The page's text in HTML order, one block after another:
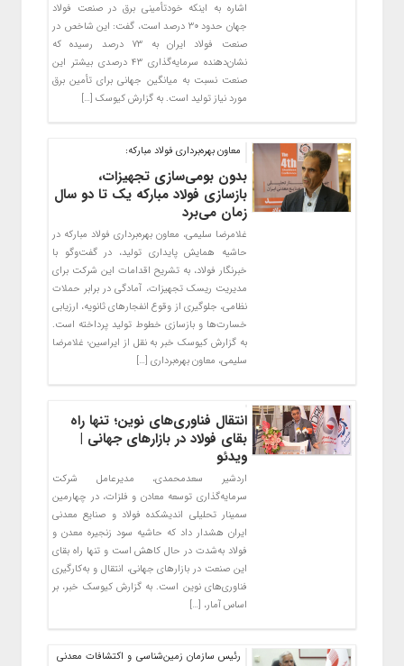
اشاره به اینکه خودتأمینی برق در صنعت فولاد
جهان حدود ۳۰ درصد است، گفت: این شاخص در
صنعت فولاد ایران به ۷۳ درصد رسیده که
نشان‌دهنده سرمایه‌گذاری ۴۳ درصدی بیشتر این
صنعت نسبت به میانگین جهانی برای تأمین برق
مورد نیاز تولید است. به گزارش کیوسک […]
معاون بهره‌برداری فولاد مبارکه:
بدون بومی‌سازی تجهیزات،
بازسازی فولاد مبارکه یک تا دو سال
زمان می‌برد
غلامرضا سلیمی، معاون بهره‌برداری فولاد مبارکه در
حاشیه همایش پایداری تولید، در گفت‌وگو با
خبرنگار فولاد، به تشریح اقدامات این شرکت برای
مدیریت ریسک تجهیزات، آمادگی در برابر حملات
نظامی، جلوگیری از وقوع انفجارهای ثانویه، ارزیابی
خسارت‌ها و بازسازی خطوط تولید پرداخته است.
به گزارش کیوسک خبر به نقل از ایراسین؛ غلامرضا
سلیمی، معاون بهره‌برداری […]
انتقال فناوری‌های نوین؛ تنها راه
بقای فولاد در بازارهای جهانی |
ویدئو
اردشیر سعدمحمدی، مدیرعامل شرکت
سرمایه‌گذاری توسعه معادن و فلزات، در چهارمین
سمینار تحلیلی اندیشکده فولاد و صنایع معدنی
ایران هشدار داد که حاشیه سود زنجیره معدن و
فولاد به‌شدت در حال کاهش است و تنها راه بقای
این صنعت در بازارهای جهانی، انتقال و به‌کارگیری
فناوری‌های نوین است. به گزارش کیوسک خبر، بر
اساس آمار، […]
رئیس سازمان زمین‌شناسی و اکتشافات معدنی